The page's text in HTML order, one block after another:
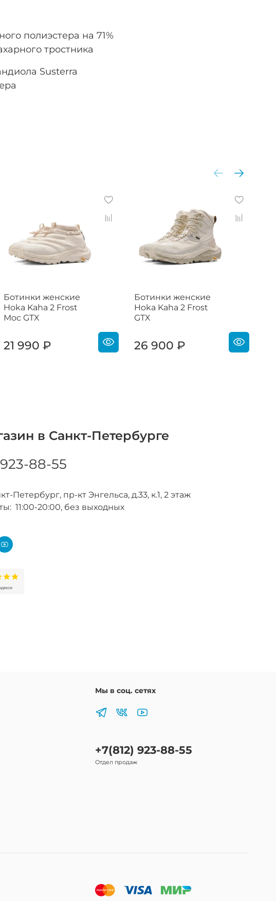
полиэстера на 71%
тростника
Susterra
Ботинки женские
Hoka Kaha 2 Frost
Moc GTX
21 990 ₽
Ботинки женские
Hoka Kaha 2 Frost
GTX
26 900 ₽
в Санкт-Петербурге
88-55
Петербург, пр-кт Энгельса, д.33, к.1, 2 этаж
11:00-20:00, без выходных
Мы в соц. сетях
+7(812) 923-88-55
Отдел продаж